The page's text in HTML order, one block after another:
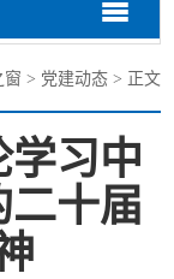
切
换
航
切
换
航
窗 > 党建动态> 正文
学习中
二十届